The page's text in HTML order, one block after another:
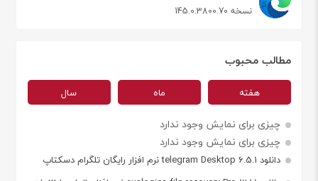
نسخه 145.0.3800.70
مطالب محبوب
هفته ماه سال
چیزی برای نمایش وجود ندارد
چیزی برای نمایش وجود ندارد
دانلود telegram Desktop 6.5.1 نرم افزار رایگان تلگرام دسکتاپ